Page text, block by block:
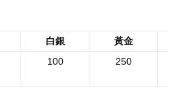
白銀
黃金
100 250